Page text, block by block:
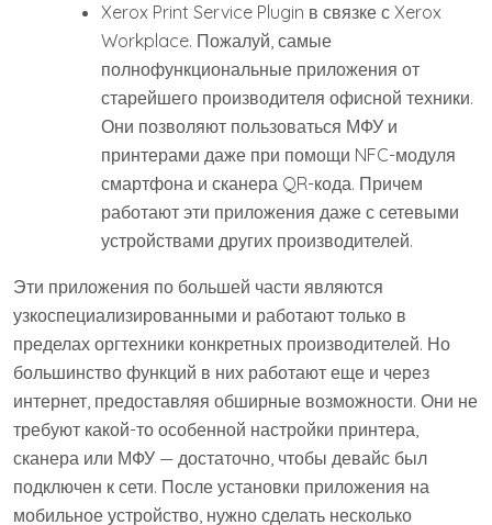
Xerox Print Service Plugin в связке с Xerox
Workplace. Пожалуй, самые
полнофункциональные приложения от
старейшего производителя офисной техники.
Они позволяют пользоваться МФУ и
принтерами даже при помощи NFC-модуля
смартфона и сканера QR-кода. Причем
работают эти приложения даже с сетевыми
устройствами других производителей.
Эти приложения по большей части являются
узкоспециализированными и работают только в
пределах оргтехники конкретных производителей. Но
большинство функций в них работают еще и через
интернет, предоставляя обширные возможности. Они не
требуют какой-то особенной настройки принтера,
сканера или МФУ — достаточно, чтобы девайс был
подключен к сети. После установки приложения на
мобильное устройство, нужно сделать несколько